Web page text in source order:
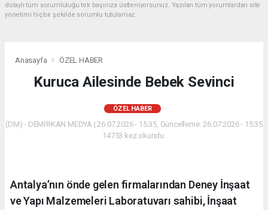
dolaylı tüm sorumluluğu tek başınıza üstleniyorsunuz. Yazılan tüm yorumlardan site
yönetimi hiçbir şekilde sorumlu tutulamaz.
Anasayfa ÖZEL HABER
Kuruca Ailesinde Bebek Sevinci
ÖZEL HABER
(DM) - DEMİRKAN MEDYA | 26.07.2026 - 15:35, Güncelleme: 26.07.2026 - 15:35
14753 kez okundu.
Antalya’nın önde gelen firmalarından Deney İnşaat
ve Yapı Malzemeleri Laboratuvarı sahibi, İnşaat